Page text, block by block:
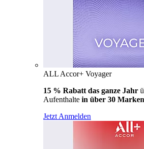
ALL Accor+ Voyager
15 % Rabatt das ganze Jahr
Aufenthalte in über 30
Jetzt Anmelden